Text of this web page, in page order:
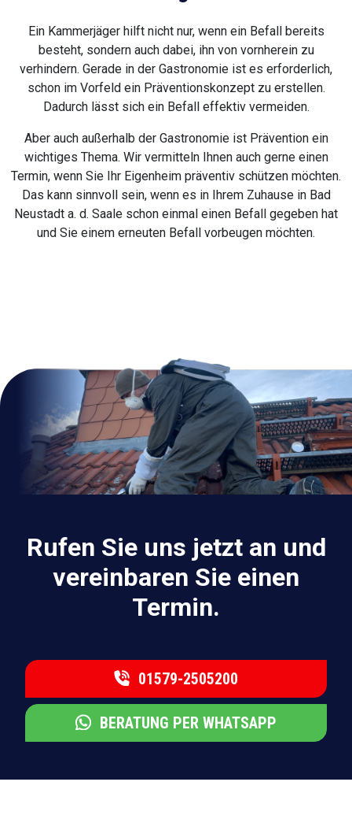
Ein Kammerjäger hilft nicht nur, wenn ein Befall bereits
besteht, sondern auch dabei, ihn von vornherein zu
verhindern. Gerade in der Gastronomie ist es erforderlich,
schon im Vorfeld ein Präventionskonzept zu erstellen.
Dadurch lässt sich ein Befall effektiv vermeiden.
Aber auch außerhalb der Gastronomie ist Prävention ein
wichtiges Thema. Wir vermitteln Ihnen auch gerne einen
Termin, wenn Sie Ihr Eigenheim präventiv schützen möchten.
Das kann sinnvoll sein, wenn es in Ihrem Zuhause in Bad
Neustadt a. d. Saale schon einmal einen Befall gegeben hat
und Sie einem erneuten Befall vorbeugen möchten.
Rufen Sie uns jetzt an und
vereinbaren Sie einen
Termin.
01579-2505200
BERATUNG PER WHATSAPP